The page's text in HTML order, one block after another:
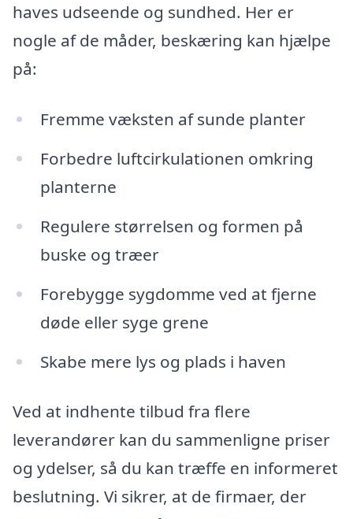
haves udseende og sundhed. Her er
nogle af de måder, beskæring kan hjælpe
på:
Fremme væksten af sunde planter
Forbedre luftcirkulationen omkring
planterne
Regulere størrelsen og formen på
buske og træer
Forebygge sygdomme ved at fjerne
døde eller syge grene
Skabe mere lys og plads i haven
Ved at indhente tilbud fra flere
leverandører kan du sammenligne priser
og ydelser, så du kan træffe en informeret
beslutning. Vi sikrer, at de firmaer, der